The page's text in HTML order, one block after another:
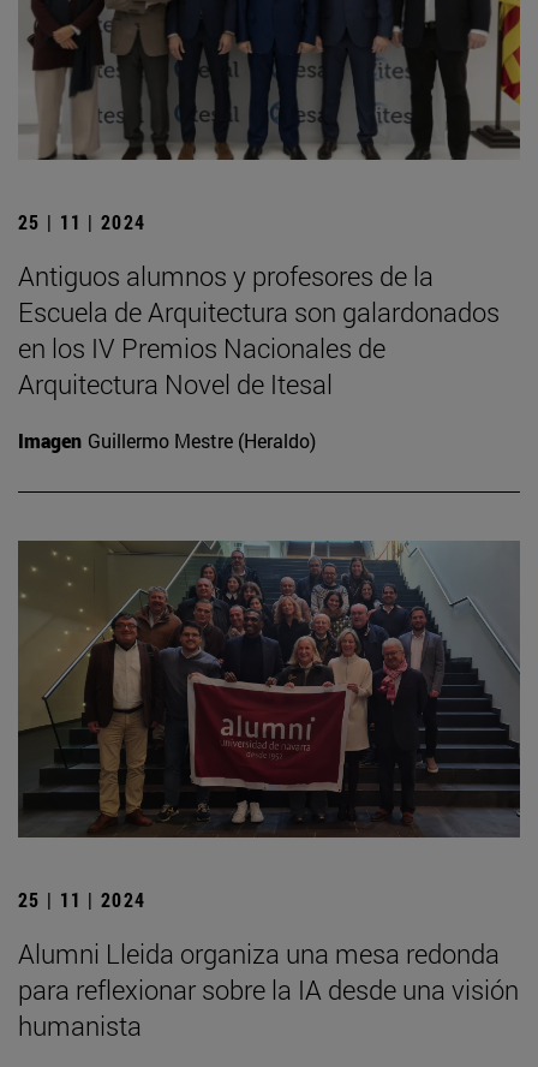
25 | 11 | 2024
Antiguos alumnos y profesores de la
Escuela de Arquitectura son galardonados
en los IV Premios Nacionales de
Arquitectura Novel de Itesal
Imagen Guillermo Mestre (Heraldo)
25 | 11 | 2024
Alumni Lleida organiza una mesa redonda
para reflexionar sobre la IA desde una visión
humanista